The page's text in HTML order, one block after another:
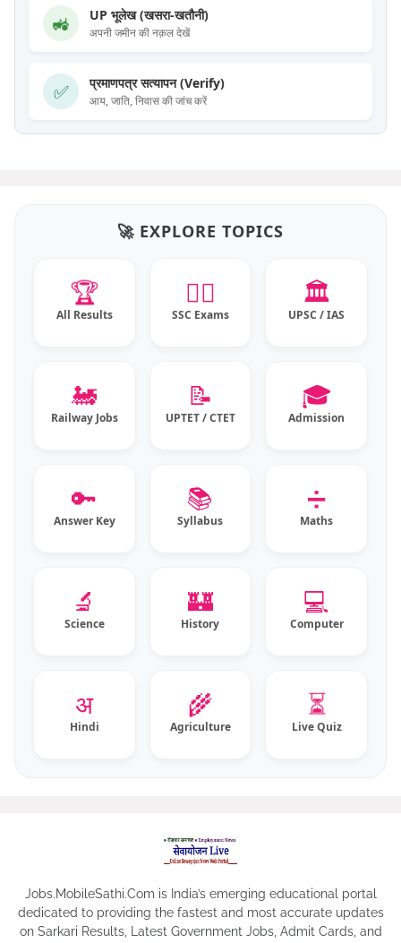
🚜 UP भूलेख (खसरा-खतौनी)
अपनी जमीन की नक़ल देखें
✅ प्रमाणपत्र सत्यापन (Verify)
आय, जाति, निवास की जांच करें
🚀 EXPLORE TOPICS
🏆
All Results
👮‍♂️
SSC Exams
🏛️
UPSC / IAS
🚂
Railway Jobs
📝
UPTET / CTET
🎓
Admission
🔑
Answer Key
📚
Syllabus
➗
Maths
🔬
Science
🏰
History
💻
Computer
अ
Hindi
🌾
Agriculture
⏳
Live Quiz
Jobs.MobileSathi.Com is India’s emerging educational portal
dedicated to providing the fastest and most accurate updates
on Sarkari Results, Latest Government Jobs, Admit Cards, and